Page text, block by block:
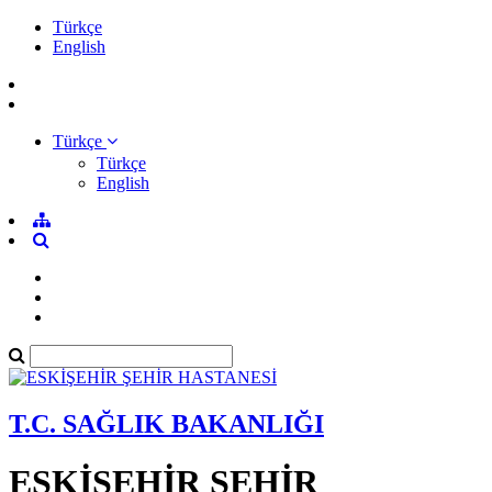
Türkçe
English
Türkçe
Türkçe
English
T.C. SAĞLIK BAKANLIĞI
ESKİŞEHİR ŞEHİR